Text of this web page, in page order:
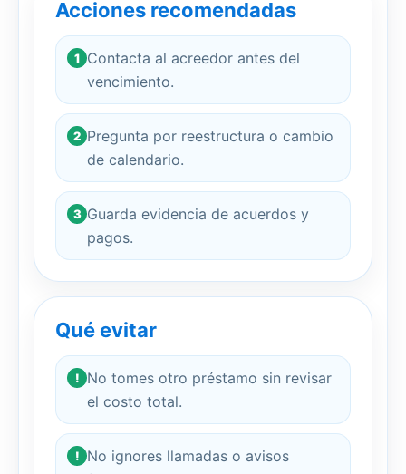
Acciones recomendadas
1 Contacta al acreedor antes del
vencimiento.
2 Pregunta por reestructura o cambio
de calendario.
3 Guarda evidencia de acuerdos y
pagos.
Qué evitar
!
No tomes otro préstamo sin revisar
el costo total.
!
No ignores llamadas o avisos